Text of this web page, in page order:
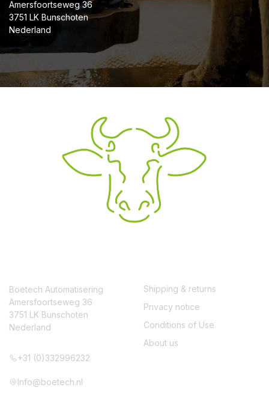
Amersfoortseweg 36
3751 LK Bunschoten
Nederland
Boetech Automatisering
Amersfoortseweg 36
3751 LK Bunschoten
Nederland
+31 (0)332996232
Info@boetech.nl
Shipping & returns
Privacy notice
Conditions of Use
About us